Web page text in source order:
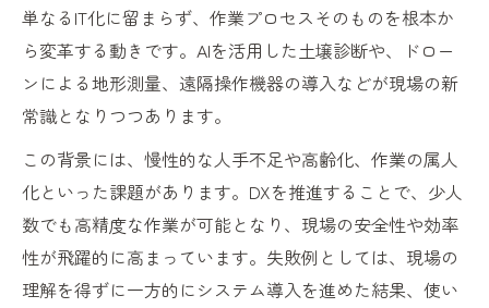
単なるIT化に留まらず、作業プロセスそのものを根本か
ら変革する動きです。AIを活用した土壌診断や、ドロー
ンによる地形測量、遠隔操作機器の導入などが現場の新
常識となりつつあります。
この背景には、慢性的な人手不足や高齢化、作業の属人
化といった課題があります。DXを推進することで、少人
数でも高精度な作業が可能となり、現場の安全性や効率
性が飛躍的に高まっています。失敗例としては、現場の
理解を得ずに一方的にシステム導入を進めた結果、使い